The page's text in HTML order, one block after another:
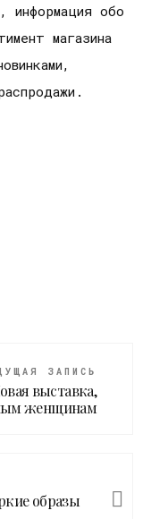
информация обо
магазина
ЗАПИСЬ
выставка,
женщинам
образы